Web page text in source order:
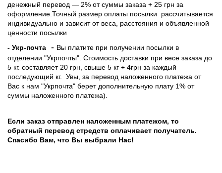
денежный перевод — 2% от суммы заказа + 25 грн за
оформление.Точный размер оплаты посылки рассчитывается
индивидуально и зависит от веса, расстояния и объявленной
ценности посылки
- Укр-почта
- Вы платите при получении посылки в
отделении "Укрпочты". Стоимость доставки при весе заказа до
5 кг. составляет 20 грн, свыше 5 кг + 4грн за каждый
последующий кг. Увы, за перевод наложенного платежа от
Вас к нам "Укрпочта" берет дополнительную плату 1% от
суммы наложенного платежа).
Если заказ отправлен наложенным платежом, то
обратный перевод стредств оплачивает получатель.
Спасибо Вам, что Вы выбрали Нас!